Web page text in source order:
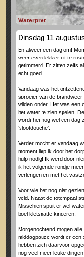
Waterpret
Dinsdag 11
En alweer een dag om!
weer even lekker uit te
getimmerd. Er zitten zelfs
echt goed.
Vandaag was het
sproeier van de brandweer
wilden onder. Het was een
het water te zien spelen.
wordt het nog wel een dag
‘slootdouche'.
Verder mocht er vandaag
moment liep ik door het
hulp nodig! Ik werd door
ik het volgende rondje
verlengen en met het
Voor wie het nog niet
veld. Naast de totempaal
Misschien spuit er wel
boel kletsnatte kinderen.
Morgenochtend mogen
middagpauze wordt er een
hebben zich daarvoor
nog veel meer leuke